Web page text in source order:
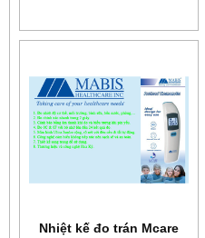
Nhiệt kế đo trán Mcare